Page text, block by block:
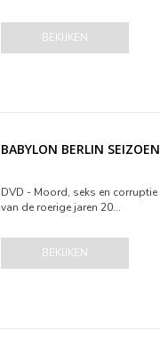
BEKIJKEN
BABYLON BERLIN
DVD - Moord, seks en
van de roerige jaren 20...
BEKIJKEN